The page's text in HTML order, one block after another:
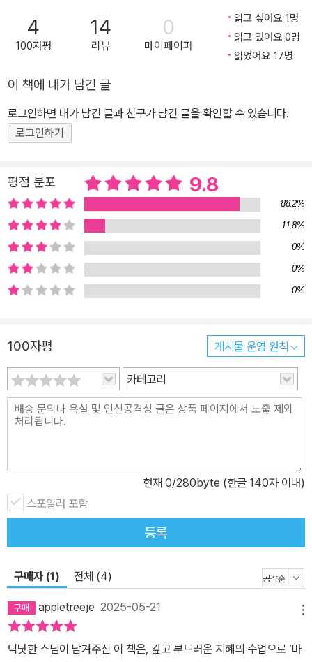
쟁과 재난으로 죽음을 맞닥뜨리는 일이 더욱 빈번해지고 있다. 갑작
스러운 상실을 마주했을 때 많은 이가 어떻게 해야 할지 몰라 방황하
거나, 절망과 비통에 빠져 자기 자신을 돌보지 못하는 경우가 많다.
만지고자 틱낫한 스님이 타계하기 전에 출간되었다. 100권이 넘는
그의 저서 중에서도 오롯이 상실을 겪은 이들을 위한 도서라는 점에
서 의미가 더욱 깊다. “사랑하는 사람이 떠날 때, 우리도 어떤 방식으
우리는 그들을 위해 살아가야 합니다. (중략) 그들이 떠난 뒤에 우리
가 선택한 삶의 방식은 그들의 죽음에 의미를 부여할 수 있습니다. 이
것이 상호존재의 통찰입니다” _본문 중에서 이 책에는 틱낫한의 삶과
죽음에 대한 가장 깊은 진리, 바로 모든 생명은 단독으로 존재하지 않
고 서로 연결되어 있다는 ‘상호존재(Interbeing)’의 가르침이 담겨
있다. 다시 말해 소중한 이가 세상을 떠나도 그의 말과 행동은 나와 내
주변인, 구름과 자연 같은 우주 만물 속에 존재하므로 항상 내 곁에 존
담긴 ‘자기 돌봄’ 수행법을 책 곳곳에 수록했다. 자기 돌봄을 통해 사
랑하는 이에게 편지를 쓰거나, 용서를 구하며 스스로 치유의 길로 나
아갈 수 있다. 죽음을 회피하지 않고 마주했을 때야말로, 두려움과 슬
픔을 떨쳐버리고 살아갈 힘을 얻는다. 이 책을 통해 순간순간 찾아드
는 절망이 평안으로, 나아가 치유됨을 느끼며, 동시에 자기 자신, 사랑
전히 머물며 삶의 경이로움을 알려 주는 틱낫한의 문장들 틱낫한 스
님의 가르침을 읽다 보면, 죽음보다 매 순간을 인식하며 살아가는 것
이 진정한 애도임을 깨닫는다. 이 책은 틱낫한 스님 특유의 다정하고
친근한 어투와 쉬운 일상어로 간결하게 쓰여 있지만 그 안에 담긴 지
감정을 견뎌 내다’에서는 사랑하는 이를 잃은 슬픔을 다루는 법을 알
려주며 위로와 다독임을 건넨다. 다음으로 ‘구름은 결코 죽지 않는
다’에서는 삶과 죽음에 대한 통찰을, 마지막 장인 ‘삶과 연결되다’에서
는 치유를 넘어 우리 스스로의 삶을 더 깊이 이해하고 풍요롭게 살아
4
100자평
14
리뷰
0
마이페이퍼
읽고 싶어요 1명
읽고 있어요 0명
읽었어요 17명
이 책에 내가 남긴 글
로그인하면 내가 남긴 글과 친구가 남긴 글을 확인할 수 있습니다.
로그인하기
평점 분포 9.8
88.2%
11.8%
0%
0%
0%
100자평 게시물 운영 원칙
카테고리
현재 0/280byte (한글 140자 이내)
스포일러 포함
등록
구매자 (1) 전체 (4)
appletreeje 2025-05-21
틱낫한 스님이 남겨주신 이 책은, 깊고 부드러운 지혜의 수업으로 ‘마